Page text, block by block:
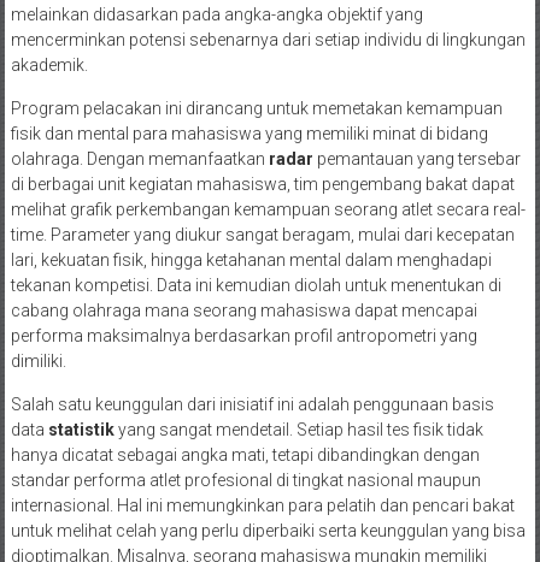
melainkan didasarkan pada angka-angka objektif yang
mencerminkan potensi sebenarnya dari setiap individu di lingkungan
akademik.
Program pelacakan ini dirancang untuk memetakan kemampuan
fisik dan mental para mahasiswa yang memiliki minat di bidang
olahraga. Dengan memanfaatkan radar pemantauan yang tersebar
di berbagai unit kegiatan mahasiswa, tim pengembang bakat dapat
melihat grafik perkembangan kemampuan seorang atlet secara real-
time. Parameter yang diukur sangat beragam, mulai dari kecepatan
lari, kekuatan fisik, hingga ketahanan mental dalam menghadapi
tekanan kompetisi. Data ini kemudian diolah untuk menentukan di
cabang olahraga mana seorang mahasiswa dapat mencapai
performa maksimalnya berdasarkan profil antropometri yang
dimiliki.
Salah satu keunggulan dari inisiatif ini adalah penggunaan basis
data statistikyang sangat mendetail. Setiap hasil tes fisik tidak
hanya dicatat sebagai angka mati, tetapi dibandingkan dengan
standar performa atlet profesional di tingkat nasional maupun
internasional. Hal ini memungkinkan para pelatih dan pencari bakat
untuk melihat celah yang perlu diperbaiki serta keunggulan yang bisa
dioptimalkan. Misalnya, seorang mahasiswa mungkin memiliki